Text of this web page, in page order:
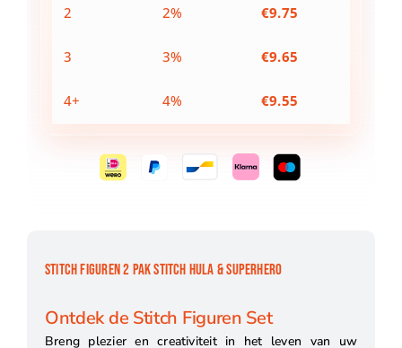
2 2% €9.75
3 3% €9.65
4+ 4% €9.55
STITCH FIGUREN 2 PAK STITCH HULA & SUPERHERO
Ontdek de Stitch Figuren Set
Breng plezier en creativiteit in het leven van uw